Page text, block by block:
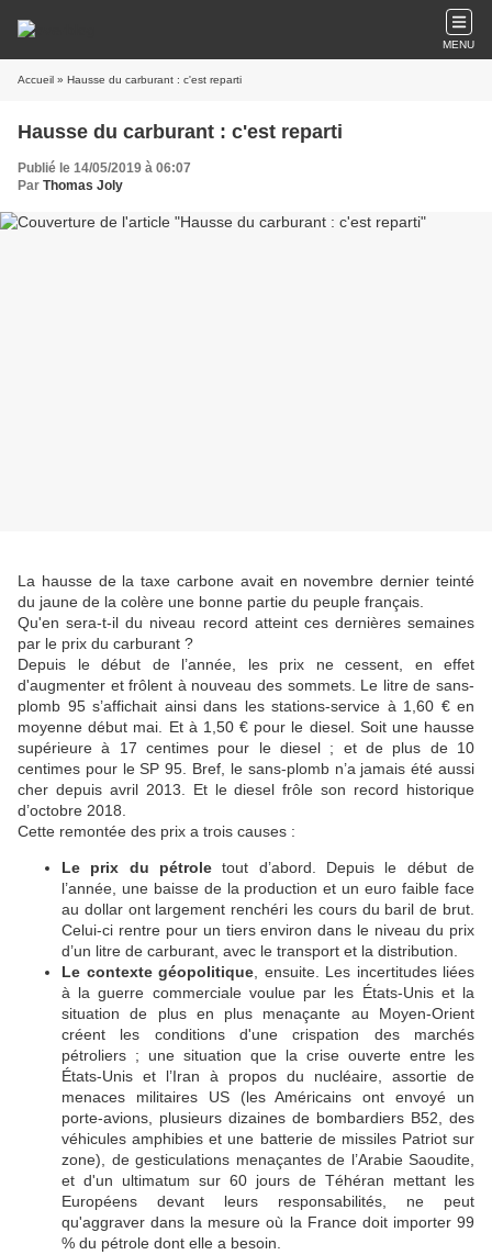
MENU
Accueil » Hausse du carburant : c'est reparti
Hausse du carburant : c'est reparti
Publié le 14/05/2019 à 06:07
Par Thomas Joly
La hausse de la taxe carbone avait en novembre dernier teinté
du jaune de la colère une bonne partie du peuple français.
Qu'en sera-t-il du niveau record atteint ces dernières semaines
par le prix du carburant ?
Depuis le début de l’année, les prix ne cessent, en effet
d'augmenter et frôlent à nouveau des sommets. Le litre de sans-
plomb 95 s’affichait ainsi dans les stations-service à 1,60 € en
moyenne début mai. Et à 1,50 € pour le diesel. Soit une hausse
supérieure à 17 centimes pour le diesel ; et de plus de 10
centimes pour le SP 95. Bref, le sans-plomb n’a jamais été aussi
cher depuis avril 2013. Et le diesel frôle son record historique
d’octobre 2018.
Cette remontée des prix a trois causes :
Le prix du pétrole tout d’abord. Depuis le début de
l’année, une baisse de la production et un euro faible face
au dollar ont largement renchéri les cours du baril de brut.
Celui-ci rentre pour un tiers environ dans le niveau du prix
d’un litre de carburant, avec le transport et la distribution.
Le contexte géopolitique , ensuite. Les incertitudes liées
à la guerre commerciale voulue par les États-Unis et la
situation de plus en plus menaçante au Moyen-Orient
créent les conditions d'une crispation des marchés
pétroliers ; une situation que la crise ouverte entre les
États-Unis et l’Iran à propos du nucléaire, assortie de
menaces militaires US (les Américains ont envoyé un
porte-avions, plusieurs dizaines de bombardiers B52, des
véhicules amphibies et une batterie de missiles Patriot sur
zone), de gesticulations menaçantes de l’Arabie Saoudite,
et d'un ultimatum sur 60 jours de Téhéran mettant les
Européens devant leurs responsabilités, ne peut
qu'aggraver dans la mesure où la France doit importer 99
% du pétrole dont elle a besoin.